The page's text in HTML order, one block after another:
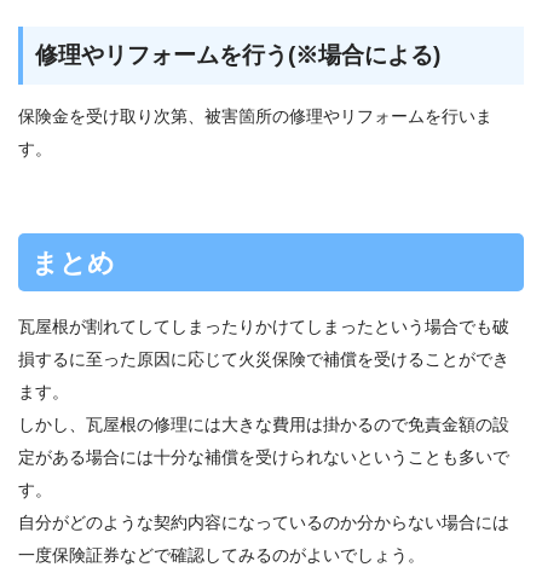
修理やリフォームを行う(※場合による)
保険金を受け取り次第、被害箇所の修理やリフォームを行いま
す。
まとめ
瓦屋根が割れてしてしまったりかけてしまったという場合でも破
損するに至った原因に応じて火災保険で補償を受けることができ
ます。
しかし、瓦屋根の修理には大きな費用は掛かるので免責金額の設
定がある場合には十分な補償を受けられないということも多いで
す。
自分がどのような契約内容になっているのか分からない場合には
一度保険証券などで確認してみるのがよいでしょう。